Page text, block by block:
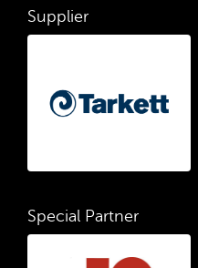
Supplier
Special Partner